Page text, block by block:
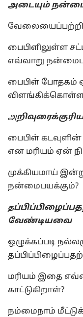
அடையும்
வேலையைப்பற்றி
பைபிளிலுள்ள
எவ்வாறு
பைபிள் போதகம்
அ
பைபிள்
என மரியம் ஏன்
முக்கியமாய்
நன்மைபயக்கும்?
த
வேண்டியவை
ஒழுக்கப்படி
மரியம் இதை
காட்டுகிறாள்?
நம்மைநாம்